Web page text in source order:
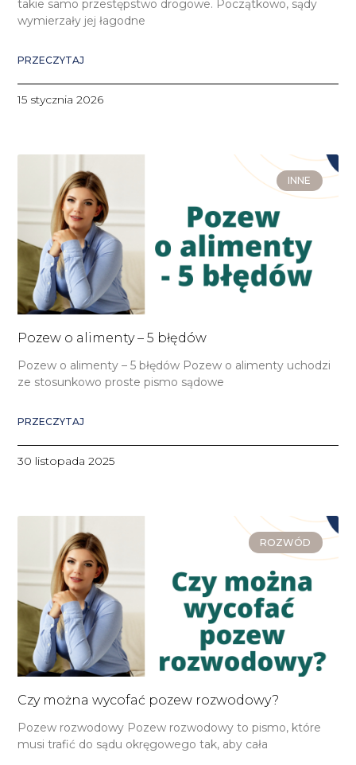
takie samo przestępstwo drogowe. Początkowo, sądy
wymierzały jej łagodne
PRZECZYTAJ
15 stycznia 2026
INNE
Pozew o alimenty – 5 błędów
Pozew o alimenty – 5 błędów Pozew o alimenty uchodzi
ze stosunkowo proste pismo sądowe
PRZECZYTAJ
30 listopada 2025
ROZWÓD
Czy można wycofać pozew rozwodowy?
Pozew rozwodowy Pozew rozwodowy to pismo, które
musi trafić do sądu okręgowego tak, aby cała